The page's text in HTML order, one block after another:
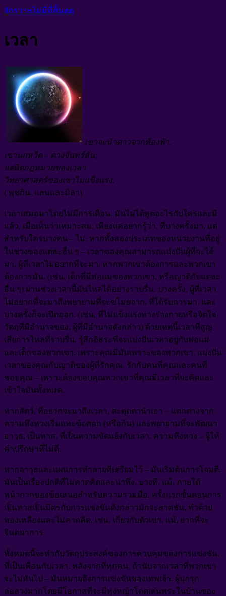
จักรวาลไม่มีที่สิ้นสุด
เวลา
เขาจะนำดาวจากท้องฟ้า,
เขานกหวีด – ดวงจันทร์สั่น;
แต่ผิดกฎหมายของเวลา
วิทยาศาสตร์ของเขาไม่แข็งแรง.
( พุชกิน. แลนและมิลา)
เวลาเสมอมาโดยไม่มีการเตือน. มันไม่ได้พูดอะไรกับใครและมี
แล้ว, เมื่อเห็นว่าเหมาะสม. เพียงแค่อยากรู้ว่า, ที่บางครั้งมา, แต่
สำหรับใครบางคน – ไม่. หากทั้งสองประเภทของหน่วยงานที่อยู่
ในช่วงของแต่ละอื่น ๆ – เวลาของคุณสามารถแบ่งปันผู้ที่จะได้
มา, ผู้ที่เวลาไม่อยากที่จะมา, หากพวกเขาต้องการและพวกเขา
ต้องการมัน. (เช่น, เด็กที่มีพ่อแม่ของพวกเขา, หรือญาติกับแต่ละ
อื่น ๆ) ผ่านช่วงเวลานี้มันไหลได้อย่างราบรื่น. บางครั้ง, ผู้ที่เวลา
ไม่อยากที่จะมาถึงพยายามที่จะขโมยจาก, ที่ได้รับการมา. และ
บางครั้งก็จะเปิดออก. (เช่น, ที่ไม่แข็งแรงทางร่างกายหรือจิตใจ
วัตถุที่มีอำนาจของ, ผู้ที่มีอำนาจดังกล่าว) ด้วยเหตุนี้เวลาที่สูญ
เสียการไหลที่ราบรื่น. รู้สึกอิสระที่จะแบ่งปันเวลาอยู่กับพ่อแม่
และเด็กของพวกเขา: เพราะคุณมีมันเพราะของพวกเขา. แบ่งปัน
เวลาของคุณกับญาติของผู้ที่รักคุณ, รักกับคนที่คุณและคนที่
ชอบคุณ – เพราะต้องขอบคุณพวกเขาที่คุณมีเวลาที่จะคิดและ
เข้าใจมันทั้งหมด.
หากสัตว์, ที่อยากจะมาถึงเวลา, สะดุดตานำเอา – แตกต่างจาก
ความหึงหวงเริ่มแทะข้อศอก (หรือก้น) และพยายามที่จะพัฒนา
อาวุธ, เป็นทาส, ที่เป็นความขัดแย้งกับเวลา. ความหึงหวง – ผู้ให้
คำปรึกษาที่ไม่ดี.
หากอาวุธและแผนการทำลายที่เตรียมไว้ – มันเริ่มต้นการโจมตี.
มันเป็นเรื่องปกติที่ไม่คาดคิดและน่าทึ่ง. บางที, แม้, ภายใต้
หน้ากากของข้อเสนอสำหรับความร่วมมือ. ครั้งแรกขั้นตอนการ
เป็นทาสเป็นมิตรกับการแข่งขันดังกล่าวมักจะลาดชัน, ทำด้วย
ทองเหลืองและไม่คาดคิด. เช่น, เกี่ยวกับตัวเขา, แม้, ยากที่จะ
จินตนาการ.
ทั้งหมดนี้จะทำกับวัตถุประสงค์ของการควบคุมของการแข่งขัน,
ที่เป็นเพื่อนกับเวลา. หลังจากที่ทุกคน, ถ้านับจากเวลาที่พวกเขา
จะไม่หันไป – มันหมายถึงการแข่งขันของเทพเจ้า. ผู้บุกรุก
ล่อลวงมากโดยมีโอกาสที่จะมีทุ่งหญ้าโดดเด่นพระในบ้านของ